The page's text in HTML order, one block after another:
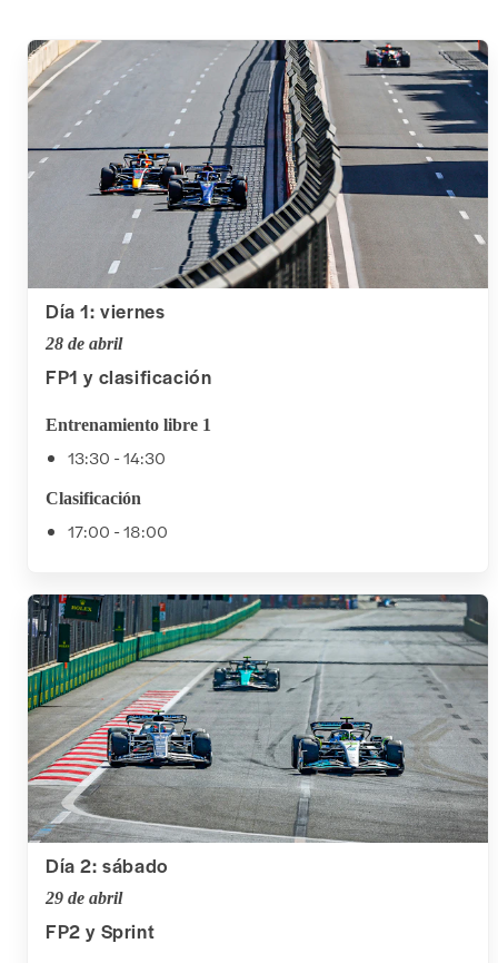
Día 1: viernes
28 de abril
FP1 y clasificación
Entrenamiento libre 1
13:30 - 14:30
Clasificación
17:00 - 18:00
Día 2: sábado
29 de abril
FP2 y Sprint